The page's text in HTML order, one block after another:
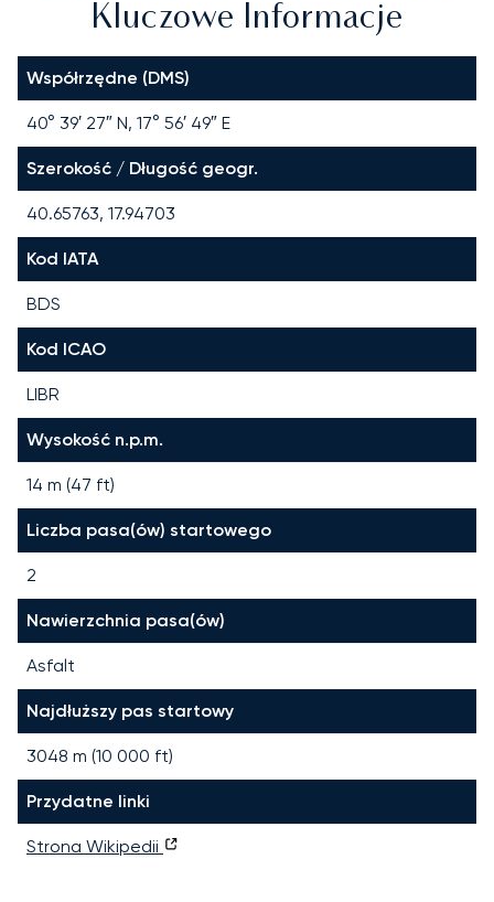
Kluczowe Informacje
Współrzędne (DMS)
40° 39′ 27″ N, 17° 56′ 49″ E
Szerokość / Długość geogr.
40.65763, 17.94703
Kod IATA
BDS
Kod ICAO
LIBR
Wysokość n.p.m.
14 m (47 ft)
Liczba pasa(ów) startowego
2
Nawierzchnia pasa(ów)
Asfalt
Najdłuższy pas startowy
3048 m (10 000 ft)
Przydatne linki
Strona Wikipedii